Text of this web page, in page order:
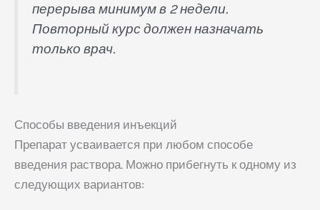
перерыва минимум в 2 недели.
Повторный курс должен назначать
только врач.
Способы введения инъекций
Препарат усваивается при любом способе
введения раствора. Можно прибегнуть к одному из
следующих вариантов: